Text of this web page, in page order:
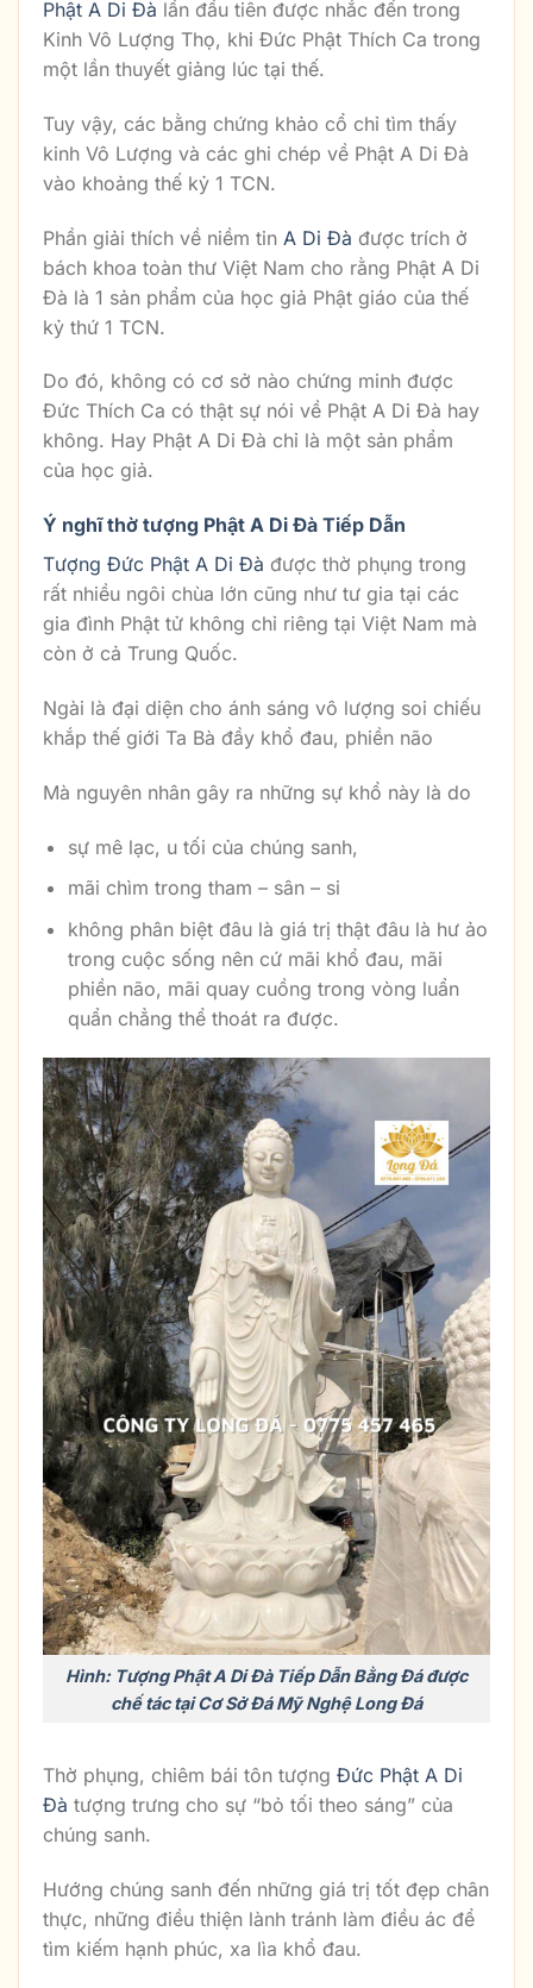
Phật A Di Đà lần đầu tiên được nhắc đến trong
Kinh Vô Lượng Thọ, khi Đức Phật Thích Ca trong
một lần thuyết giảng lúc tại thế.
Tuy vậy, các bằng chứng khảo cổ chỉ tìm thấy
kinh Vô Lượng và các ghi chép về Phật A Di Đà
vào khoảng thế kỷ 1 TCN.
Phần giải thích về niềm tin A Di Đà được trích ở
bách khoa toàn thư Việt Nam cho rằng Phật A Di
Đà là 1 sản phẩm của học giả Phật giáo của thế
kỷ thứ 1 TCN.
Do đó, không có cơ sở nào chứng minh được
Đức Thích Ca có thật sự nói về Phật A Di Đà hay
không. Hay Phật A Di Đà chỉ là một sản phẩm
của học giả.
Ý nghĩ thờ tượng Phật A Di Đà Tiếp Dẫn
Tượng Đức Phật A Di Đà được thờ phụng trong
rất nhiều ngôi chùa lớn cũng như tư gia tại các
gia đình Phật tử không chỉ riêng tại Việt Nam mà
còn ở cả Trung Quốc.
Ngài là đại diện cho ánh sáng vô lượng soi chiếu
khắp thế giới Ta Bà đầy khổ đau, phiền não
Mà nguyên nhân gây ra những sự khổ này là do
sự mê lạc, u tối của chúng sanh,
mãi chìm trong tham – sân – si
không phân biệt đâu là giá trị thật đâu là hư ảo
trong cuộc sống nên cứ mãi khổ đau, mãi
phiền não, mãi quay cuồng trong vòng luẩn
quẩn chẳng thể thoát ra được.
Hình: Tượng Phật A Di Đà Tiếp Dẫn Bằng Đá được
chế tác tại Cơ Sở Đá Mỹ Nghệ Long Đá
Thờ phụng, chiêm bái tôn tượng Đức Phật A Di
Đà tượng trưng cho sự “bỏ tối theo sáng” của
chúng sanh.
Hướng chúng sanh đến những giá trị tốt đẹp chân
thực, những điều thiện lành tránh làm điều ác để
tìm kiếm hạnh phúc, xa lìa khổ đau.